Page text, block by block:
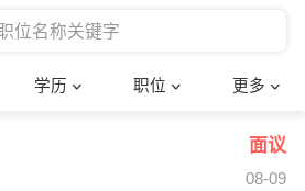
学历 职位 更多
确定
面议
08-09